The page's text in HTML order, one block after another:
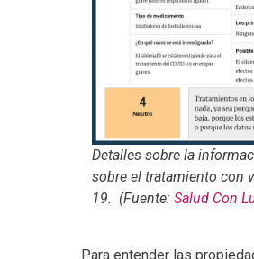
Detalles sobre la
sobre el tratamiento con
19. (Fuente: Salud Con
Para entender las